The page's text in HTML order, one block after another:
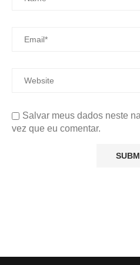
Salvar meus dados neste
vez que eu comentar.